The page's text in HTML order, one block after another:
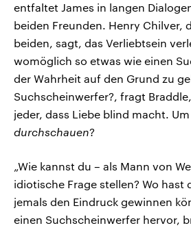
entfaltet James in langen
beiden Freunden. Henry Chilver,
beiden, sagt, das Verliebtsein
womöglich so etwas wie einen
der Wahrheit auf den Grund zu
Suchscheinwerfer?, fragt
jeder, dass Liebe blind macht. Um
durchschauen?
„Wie kannst du – als Mann von
idiotische Frage stellen? Wo hast
jemals den Eindruck gewinnen
einen Suchscheinwerfer hervor,